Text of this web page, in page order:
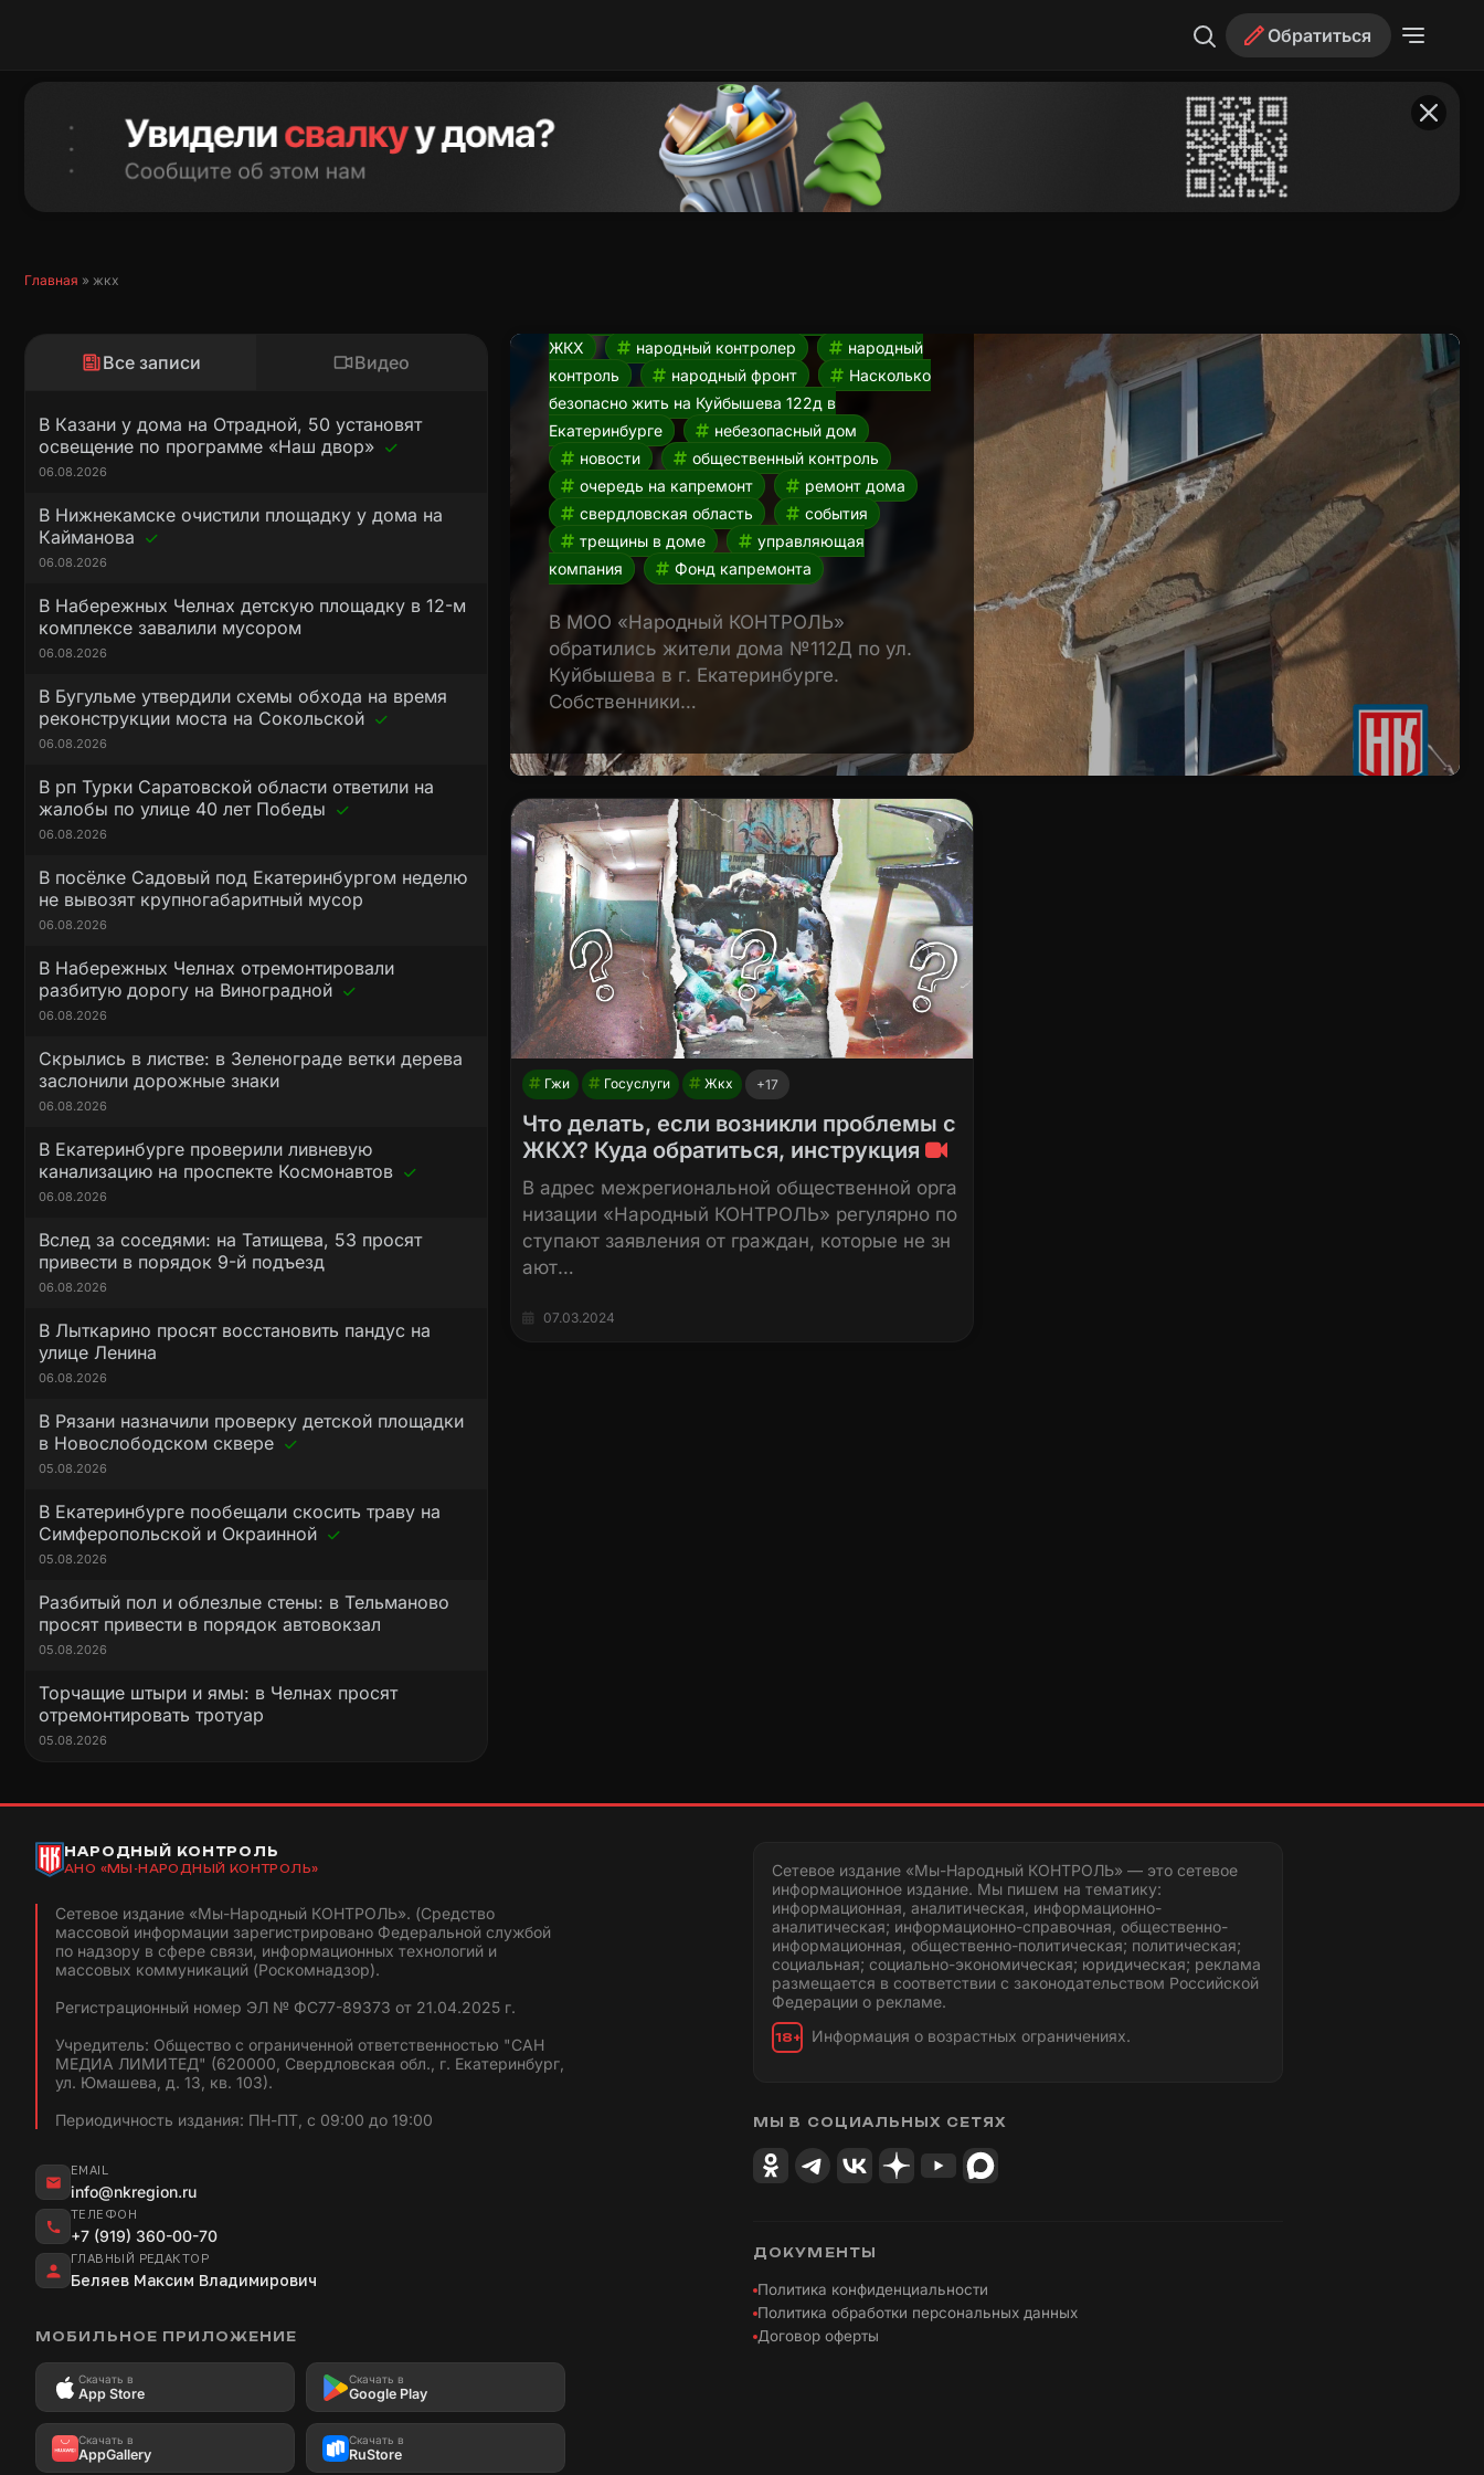
Обратиться
Главная » жкх
Все записи Видео
В Казани у дома на Отрадной, 50 установят
освещение по программе «Наш двор»
06.08.2026
В Нижнекамске очистили площадку у дома на
Кайманова
06.08.2026
В Набережных Челнах детскую площадку в 12-м
комплексе завалили мусором
06.08.2026
В Бугульме утвердили схемы обхода на время
реконструкции моста на Сокольской
06.08.2026
В рп Турки Саратовской области ответили на
жалобы по улице 40 лет Победы
06.08.2026
В посёлке Садовый под Екатеринбургом неделю
не вывозят крупногабаритный мусор
06.08.2026
В Набережных Челнах отремонтировали
разбитую дорогу на Виноградной
06.08.2026
Скрылись в листве: в Зеленограде ветки дерева
заслонили дорожные знаки
06.08.2026
В Екатеринбурге проверили ливневую
канализацию на проспекте Космонавтов
06.08.2026
Вслед за соседями: на Татищева, 53 просят
привести в порядок 9-й подъезд
06.08.2026
В Лыткарино просят восстановить пандус на
улице Ленина
06.08.2026
В Рязани назначили проверку детской площадки
в Новослободском сквере
05.08.2026
В Екатеринбурге пообещали скосить траву на
Симферопольской и Окраинной
05.08.2026
Разбитый пол и облезлые стены: в Тельманово
просят привести в порядок автовокзал
05.08.2026
Торчащие штыри и ямы: в Челнах просят
отремонтировать тротуар
05.08.2026
Насколько безопасно жить
на Куйбышева 112д в
Екатеринбурге?
аварийное состояние дома
гуляет
ЖКХ
народный контролер
народный
контроль
народный фронт
Насколько
безопасно жить на Куйбышева 122д в
Екатеринбурге
небезопасный дом
новости
общественный контроль
очередь на капремонт
ремонт дома
свердловская область
события
трещины в доме
управляющая
компания
Фонд капремонта
В МОО «Народный КОНТРОЛЬ»
обратились жители дома №112Д по ул.
Куйбышева в г. Екатеринбурге.
Собственники…
Гжи Госуслуги Жкх +17
Что делать, если возникли проблемы с
ЖКХ? Куда обратиться, инструкция
В адрес межрегиональной общественной орга
низации «Народный КОНТРОЛЬ» регулярно по
ступают заявления от граждан, которые не зн
ают…
07.03.2024
НАРОДНЫЙ КОНТРОЛЬ
АНО «МЫ-НАРОДНЫЙ КОНТРОЛЬ»
Сетевое издание «Мы-Народный КОНТРОЛЬ». (Средство
массовой информации зарегистрировано Федеральной службой
по надзору в сфере связи, информационных технологий и
массовых коммуникаций (Роскомнадзор).
Регистрационный номер ЭЛ № ФС77-89373 от 21.04.2025 г.
Учредитель: Общество с ограниченной ответственностью "САН
МЕДИА ЛИМИТЕД" (620000, Свердловская обл., г. Екатеринбург,
ул. Юмашева, д. 13, кв. 103).
Периодичность издания: ПН-ПТ, с 09:00 до 19:00
EMAIL
info@nkregion.ru
ТЕЛЕФОН
+7 (919) 360-00-70
ГЛАВНЫЙ РЕДАКТОР
Беляев Максим Владимирович
МОБИЛЬНОЕ ПРИЛОЖЕНИЕ
Скачать в
App Store
Скачать в
Google Play
Скачать в
AppGallery
Скачать в
RuStore
Сетевое издание «Мы-Народный КОНТРОЛЬ» — это сетевое
информационное издание. Мы пишем на тематику:
информационная, аналитическая, информационно-
аналитическая; информационно-справочная, общественно-
информационная, общественно-политическая; политическая;
социальная; социально-экономическая; юридическая; реклама
размещается в соответствии с законодательством Российской
Федерации о рекламе.
18+ Информация о возрастных ограничениях.
МЫ В СОЦИАЛЬНЫХ СЕТЯХ
ДОКУМЕНТЫ
Политика конфиденциальности
Политика обработки персональных данных
Договор оферты